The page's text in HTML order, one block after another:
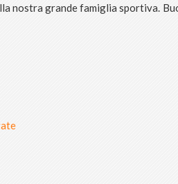
nostra grande famiglia sportiva.